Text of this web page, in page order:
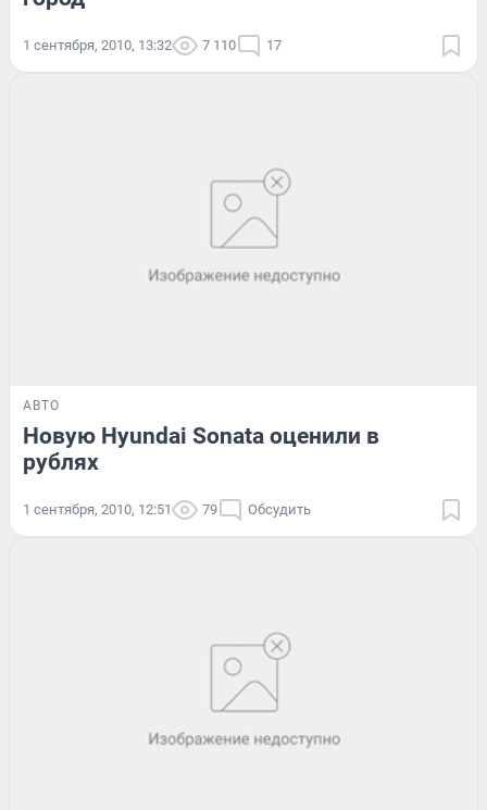
1 сентября, 2010, 13:32 7 110 17
АВТО
Новую Hyundai Sonata оценили в
рублях
1 сентября, 2010, 12:51 79 Обсудить